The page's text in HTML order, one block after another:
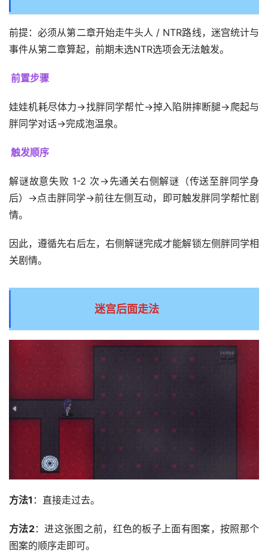
前提：必须从第二章开始走牛头人 / NTR路线，迷宫统计与
事件从第二章算起，前期未选NTR选项会无法触发。
前置步骤
娃娃机耗尽体力→找胖同学帮忙→掉入陷阱摔断腿→爬起与
胖同学对话→完成泡温泉。
触发顺序
解谜故意失败 1-2 次→先通关右侧解谜（传送至胖同学身
后）→点击胖同学→前往左侧互动，即可触发胖同学帮忙剧
情。
因此，遵循先右后左，右侧解谜完成才能解锁左侧胖同学相
关剧情。
迷宫后面走法
方法1 ：直接走过去。
方法2：进这张图之前，红色的板子上面有图案，按照那个
图案的顺序走即可。